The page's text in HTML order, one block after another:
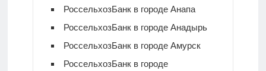
РоссельхозБанк в городе Анапа
РоссельхозБанк в городе Анадырь
РоссельхозБанк в городе Амурск
РоссельхозБанк в городе